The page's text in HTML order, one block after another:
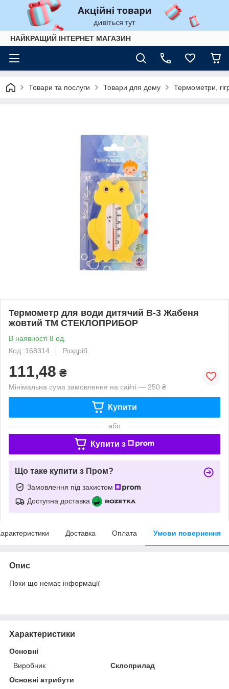
НАЙКРАЩИЙ ІНТЕРНЕТ МАГАЗИН
Товари та послуги Товари для дому Термометри,
Термометр для води дитячий В-3 Жабеня
жовтий ТМ СТЕКЛОПРИБОР
В наявності 8 од.
Код: 168314
Роздріб
111,48 ₴
Мінімальна сума замовлення на сайті — 250 ₴
Купити
або
Купити з
Що таке купити з Пром?
Замовлення під захистом
Доступна доставка
Доставка Оплата Умови повернення
Опис
Поки що немає інформації
Характеристики
Основні
Виробник
Склоприлад
Основні атрибути